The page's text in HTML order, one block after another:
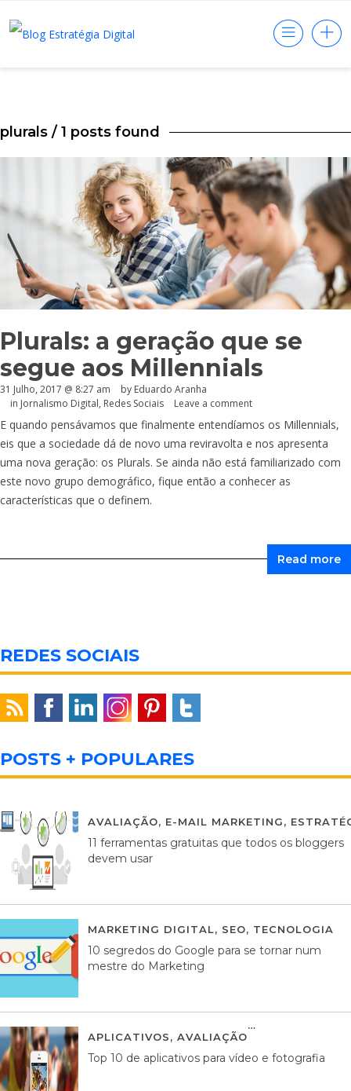
plurals / 1 posts found
Plurals: a geração que se
segue aos Millennials
31 Julho, 2017 @ 8:27 am by Eduardo Aranha
in Jornalismo Digital, Redes Sociais Leave a comment
E quando pensávamos que finalmente entendíamos os Millennials,
eis que a sociedade dá de novo uma reviravolta e nos apresenta
uma nova geração: os Plurals. Se ainda não está familiarizado com
este novo grupo demográfico, fique então a conhecer as
características que o definem.
Read more
REDES SOCIAIS
POSTS + POPULARES
AVALIAÇÃO, E-MAIL MARKETING,
11 ferramentas gratuitas que todos os bloggers
devem usar
MARKETING DIGITAL, SEO, TECNOLOGIA
10 segredos do Google para se tornar num
mestre do Marketing
APLICATIVOS, AVALIAÇÃO
Top 10 de aplicativos para vídeo e fotografia